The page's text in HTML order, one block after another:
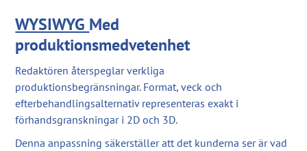
WYSIWYG Med
produktionsmedvetenhet
Redaktören återspeglar verkliga
produktionsbegränsningar. Format, veck och
efterbehandlingsalternativ representeras exakt i
förhandsgranskningar i 2D och 3D.
Denna anpassning säkerställer att det kunderna ser är vad